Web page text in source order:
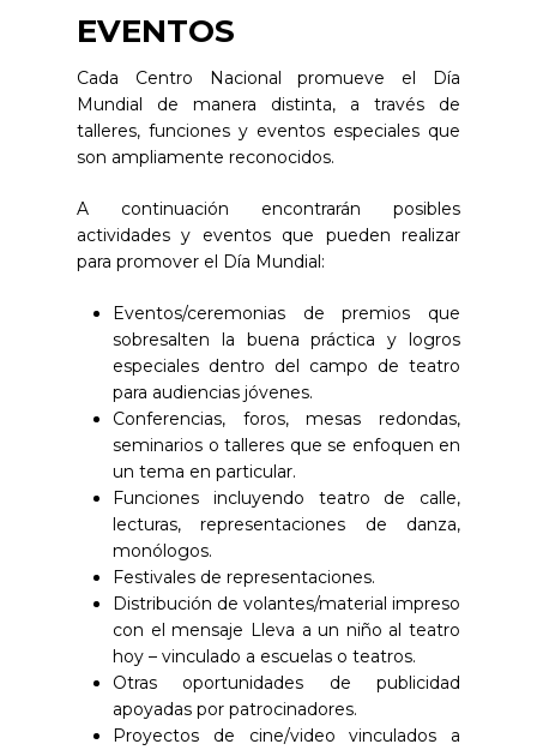
EVENTOS
Cada Centro Nacional promueve el Día
Mundial de manera distinta, a través de
talleres, funciones y eventos especiales que
son ampliamente reconocidos.
A continuación encontrarán posibles
actividades y eventos que pueden realizar
para promover el Día Mundial:
Eventos/ceremonias de premios que
sobresalten la buena práctica y logros
especiales dentro del campo de teatro
para audiencias jóvenes.
Conferencias, foros, mesas redondas,
seminarios o talleres que se enfoquen en
un tema en particular.
Funciones incluyendo teatro de calle,
lecturas, representaciones de danza,
monólogos.
Festivales de representaciones.
Distribución de volantes/material impreso
con el mensaje Lleva a un niño al teatro
hoy – vinculado a escuelas o teatros.
Otras oportunidades de publicidad
apoyadas por patrocinadores.
Proyectos de cine/video vinculados a